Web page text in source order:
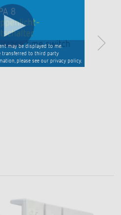
may be displayed to me.
transferred to third party
please see our privacy policy.